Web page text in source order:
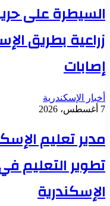
السيطرة على
زراعية بطريق
إصابات
أخبار الإسكندرية
7 أغسطس، 2026
مدير تعليم
تطوير التعليم
الإسكندرية